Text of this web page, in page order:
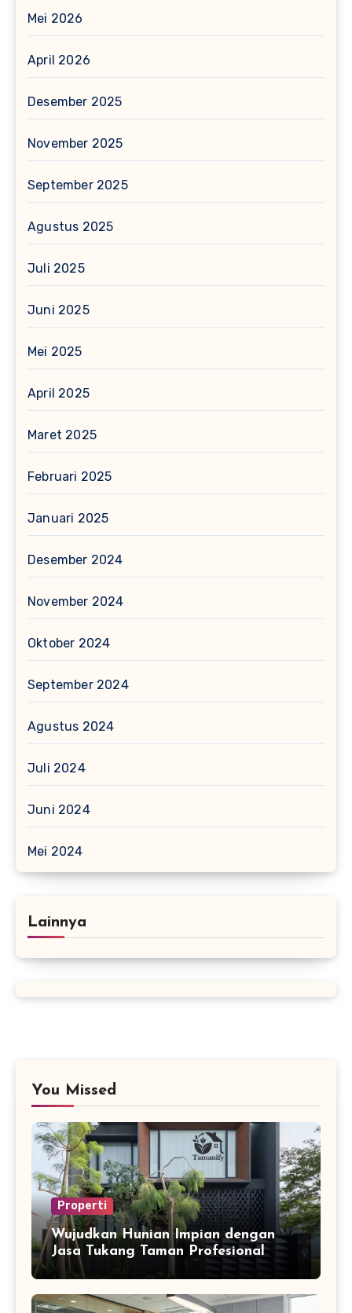
Mei 2026
April 2026
Desember 2025
November 2025
September 2025
Agustus 2025
Juli 2025
Juni 2025
Mei 2025
April 2025
Maret 2025
Februari 2025
Januari 2025
Desember 2024
November 2024
Oktober 2024
September 2024
Agustus 2024
Juli 2024
Juni 2024
Mei 2024
Lainnya
You Missed
Properti
Wujudkan Hunian Impian dengan
Jasa Tukang Taman Profesional